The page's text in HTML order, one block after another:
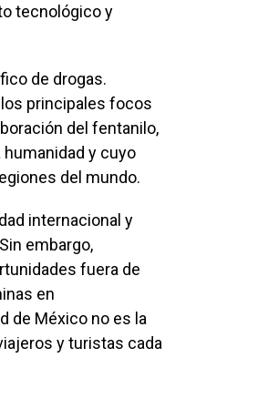
tecnológico y
de drogas.
principales focos
del fentanilo,
y cuyo
del mundo.
internacional y
embargo,
fuera de
en
de México no es la
y turistas cada